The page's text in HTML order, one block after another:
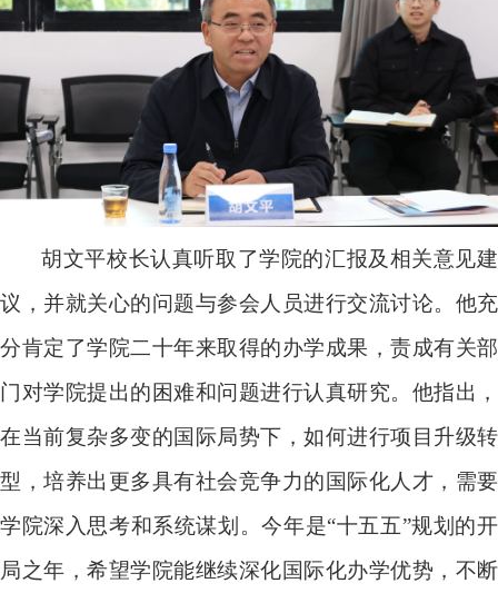
胡文平校长认真听取了学院的汇报及相关意见建
议 ，并就关心的问题与参会人员进行交流讨论。他充
分肯定了学院二十年来取得的办学成果，责成有关部
门对学院提出的困难和问题进行认真研究。他指出，
在当前复杂多变的国际局势下，如何进行项目升级转
型，培养出更多具有社会竞争力的国际化人才，需要
学院深入思考和系统谋划。今年是“十五五”规划的开
局之年，希望学院能继续深化国际化办学优势，不断